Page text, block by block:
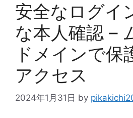
安全なログイ
な本人確認 –
ドメインで保
アクセス
2024年1月31日 by